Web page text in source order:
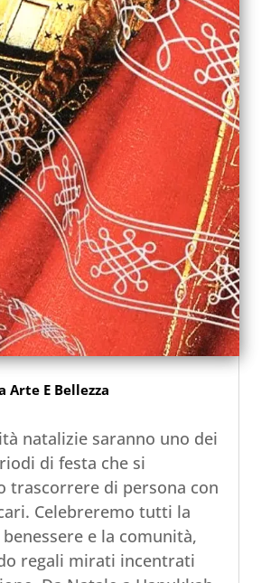
Arte E Bellezza
natalizie saranno uno dei
di festa che si
trascorrere di persona con
Celebreremo tutti la
e la comunità,
regali mirati incentrati